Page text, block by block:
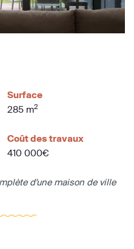
Surface
285 m2
Coût des travaux
410 000€
d'une maison de ville